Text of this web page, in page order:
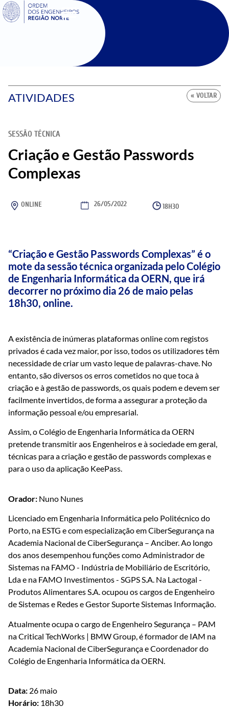
SIGOE
« VOLTAR
ATIVIDADES
SESSÃO TÉCNICA
Criação e Gestão Passwords
Complexas
ONLINE 26/05/2022 18H30
“Criação e Gestão Passwords Complexas” é o
mote da sessão técnica organizada pelo Colégio
de Engenharia Informática da OERN, que irá
decorrer no próximo dia 26 de maio pelas
18h30, online.
A existência de inúmeras plataformas online com registos
privados é cada vez maior, por isso, todos os utilizadores têm
necessidade de criar um vasto leque de palavras-chave. No
entanto, são diversos os erros cometidos no que toca à
criação e à gestão de passwords, os quais podem e devem ser
facilmente invertidos, de forma a assegurar a proteção da
informação pessoal e/ou empresarial.
Assim, o Colégio de Engenharia Informática da OERN
pretende transmitir aos Engenheiros e à sociedade em geral,
técnicas para a criação e gestão de passwords complexas e
para o uso da aplicação KeePass.
Orador: Nuno Nunes
Licenciado em Engenharia Informática pelo Politécnico do
Porto, na ESTG e com especialização em CiberSegurança na
Academia Nacional de CiberSegurança – Anciber. Ao longo
dos anos desempenhou funções como Administrador de
Sistemas na FAMO - Indústria de Mobiliário de Escritório,
Lda e na FAMO Investimentos - SGPS S.A. Na Lactogal -
Produtos Alimentares S.A. ocupou os cargos de Engenheiro
de Sistemas e Redes e Gestor Suporte Sistemas Informação.
Atualmente ocupa o cargo de Engenheiro Segurança – PAM
na Critical TechWorks | BMW Group, é formador de IAM na
Academia Nacional de CiberSegurança e Coordenador do
Colégio de Engenharia Informática da OERN.
Data: 26 maio
Horário: 18h30